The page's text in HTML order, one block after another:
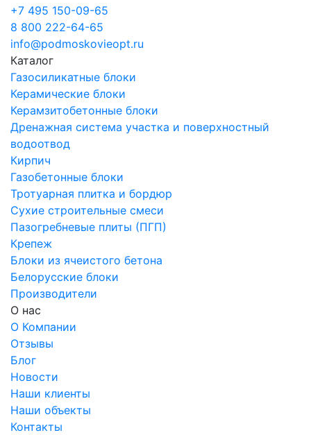
+7 495 150-09-65
8 800 222-64-65
info@podmoskovieopt.ru
Каталог
Газосиликатные блоки
Керамические блоки
Керамзитобетонные блоки
Дренажная система участка и поверхностный
водоотвод
Кирпич
Газобетонные блоки
Тротуарная плитка и бордюр
Сухие строительные смеси
Пазогребневые плиты (ПГП)
Крепеж
Блоки из ячеистого бетона
Белорусские блоки
Производители
О нас
О Компании
Отзывы
Блог
Новости
Наши клиенты
Наши объекты
Контакты